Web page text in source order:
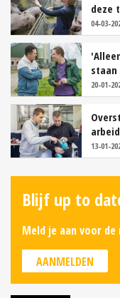
deze
04-03-
20-01-
13-01-
Blijf up to
Meld je aan voor
AANMELDEN